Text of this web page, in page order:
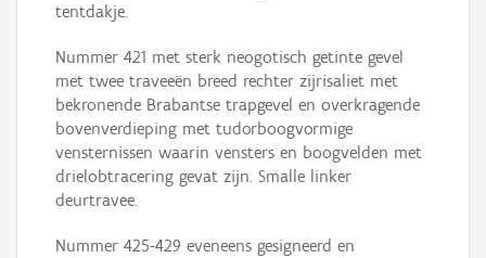
tentdakje.
Nummer 421 met sterk neogotisch getinte gevel
met twee traveeën breed rechter zijrisaliet met
bekronende Brabantse trapgevel en overkragende
bovenverdieping met tudorboogvormige
vensternissen waarin vensters en boogvelden met
drielobtracering gevat zijn. Smalle linker
deurtravee.
Nummer 425-429 eveneens gesigneerd en